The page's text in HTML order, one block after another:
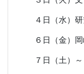
４日（水）研
６日（金）岡
７日（土）～